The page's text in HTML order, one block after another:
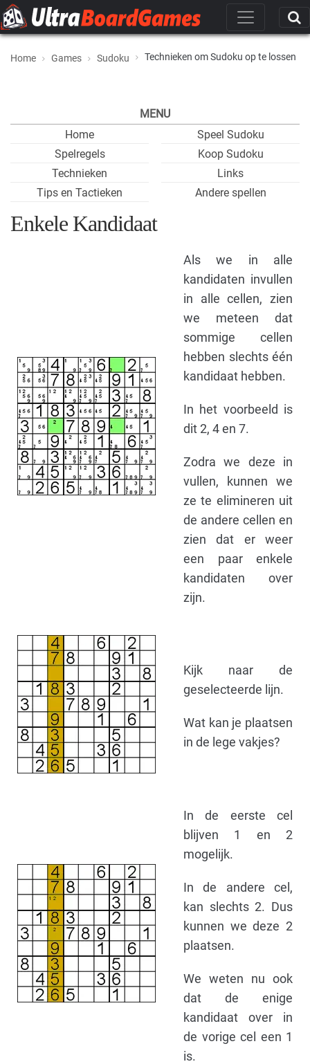
Home Games Sudoku Technieken om Sudoku op te lossen
MENU
Home
Spelregels
Technieken
Tips en Tactieken
Speel Sudoku
Koop Sudoku
Links
Andere spellen
Enkele Kandidaat
Als we in alle
kandidaten invullen
in alle cellen, zien
we meteen dat
sommige cellen
hebben slechts één
kandidaat hebben.
In het voorbeeld is
dit 2, 4 en 7.
Zodra we deze in
vullen, kunnen we
ze te elimineren uit
de andere cellen en
zien dat er weer
een paar enkele
kandidaten over
zijn.
Kijk naar de
geselecteerde lijn.
Wat kan je plaatsen
in de lege vakjes?
In de eerste cel
blijven 1 en 2
mogelijk.
In de andere cel,
kan slechts 2. Dus
kunnen we deze 2
plaatsen.
We weten nu ook
dat de enige
kandidaat over in
de vorige cel een 1
is.